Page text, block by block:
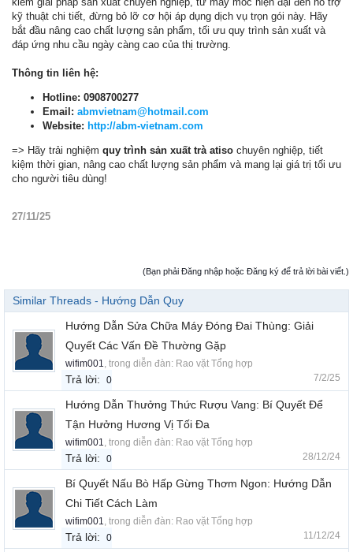
kỹ thuật chi tiết, đừng bỏ lỡ cơ hội áp dụng dịch vụ trọn gói này. Hãy
bắt đầu nâng cao chất lượng sản phẩm, tối ưu quy trình sản xuất và
đáp ứng nhu cầu ngày càng cao của thị trường.
Thông tin liên hệ:
Hotline: 0908700277
Email: abmvietnam@hotmail.com
Website: http://abm-vietnam.com
=> Hãy trải nghiệm quy trình sản xuất trà atiso chuyên nghiệp, tiết
kiệm thời gian, nâng cao chất lượng sản phẩm và mang lại giá trị tối ưu
cho người tiêu dùng!
27/11/25
(Bạn phải Đăng nhập hoặc Đăng ký để trả lời bài viết.)
Similar Threads - Hướng Dẫn Quy
Hướng Dẫn Sửa Chữa Máy Đóng Đai Thùng: Giải
Quyết Các Vấn Đề Thường Gặp
wifim001, trong diễn đàn: Rao vặt Tổng hợp
Trả lời: 0 7/2/25
Hướng Dẫn Thưởng Thức Rượu Vang: Bí Quyết Để
Tận Hưởng Hương Vị Tối Đa
wifim001, trong diễn đàn: Rao vặt Tổng hợp
Trả lời: 0 28/12/24
Bí Quyết Nấu Bò Hấp Gừng Thơm Ngon: Hướng Dẫn
Chi Tiết Cách Làm
wifim001, trong diễn đàn: Rao vặt Tổng hợp
Trả lời: 0 11/12/24